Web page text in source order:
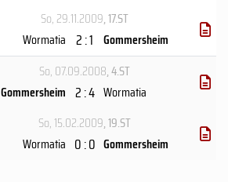
So, 29.11.2009, 17.ST
Wormatia 2 : 1 Gommersheim
So, 07.09.2008, 4.ST
Gommersheim 2 : 4 Wormatia
So, 15.02.2009, 19.ST
Wormatia 0 : 0 Gommersheim